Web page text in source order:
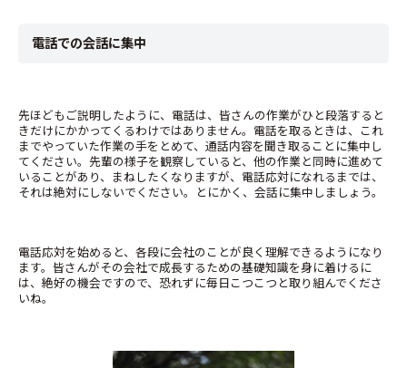
電話での会話に集中
先ほどもご説明したように、電話は、皆さんの作業がひと段落すると
きだけにかかってくるわけではありません。電話を取るときは、これ
までやっていた作業の手をとめて、通話内容を聞き取ることに集中し
てください。先輩の様子を観察していると、他の作業と同時に進めて
いることがあり、まねしたくなりますが、電話応対になれるまでは、
それは絶対にしないでください。とにかく、会話に集中しましょう。
電話応対を始めると、各段に会社のことが良く理解できるようになり
ます。皆さんがその会社で成長するための基礎知識を身に着けるに
は、絶好の機会ですので、恐れずに毎日こつこつと取り組んでくださ
いね。